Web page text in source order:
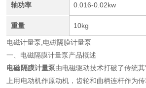
轴功率 0.016-0.02kw
重量 10kg
电磁计量泵,电磁隔膜计量泵
一、电磁隔膜计量泵产品概述
电磁隔膜计量泵由电磁驱动技术打破了传统
上用电动机作原动机，齿轮和曲柄连杆作为